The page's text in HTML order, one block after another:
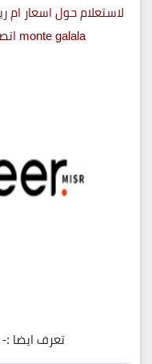
monte galala اتصل علي 19839 Tatweer Misr
تعرف ايضا :-